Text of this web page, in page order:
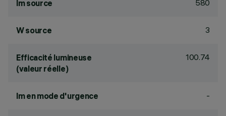
lm source 580
W source 3
Efficacité lumineuse
(valeur réelle)
100.74
lm en mode d'urgence -